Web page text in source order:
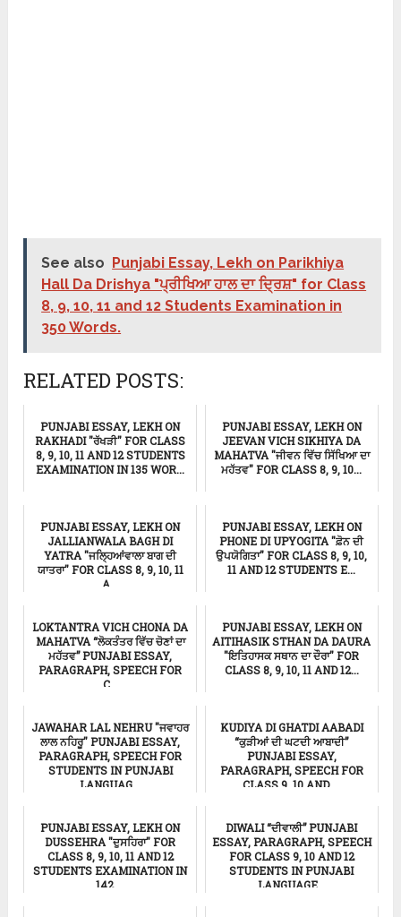
See also
Punjabi Essay, Lekh on Parikhiya
Hall Da Drishya "ਪ੍ਰੀਖਿਆ ਹਾਲ ਦਾ ਦ੍ਰਿਸ਼" for Class
8, 9, 10, 11 and 12 Students Examination in
350 Words.
RELATED POSTS:
PUNJABI ESSAY, LEKH ON
RAKHADI "ਰੱਖੜੀ" FOR CLASS
8, 9, 10, 11 AND 12 STUDENTS
EXAMINATION IN 135 WOR...
PUNJABI ESSAY, LEKH ON
JEEVAN VICH SIKHIYA DA
MAHATVA "ਜੀਵਨ ਵਿੱਚ ਸਿੱਖਿਆ ਦਾ
ਮਹੱਤਵ" FOR CLASS 8, 9, 10...
PUNJABI ESSAY, LEKH ON
JALLIANWALA BAGH DI
YATRA "ਜਲ੍ਹਿਆਂਵਾਲਾ ਬਾਗ ਦੀ
ਯਾਤਰਾ" FOR CLASS 8, 9, 10, 11
A...
PUNJABI ESSAY, LEKH ON
PHONE DI UPYOGITA "ਫ਼ੋਨ ਦੀ
ਉਪਯੋਗਿਤਾ" FOR CLASS 8, 9, 10,
11 AND 12 STUDENTS E...
LOKTANTRA VICH CHONA DA
MAHATVA “ਲੋਕਤੰਤਰ ਵਿੱਚ ਚੋਣਾਂ ਦਾ
ਮਹੱਤਵ” PUNJABI ESSAY,
PARAGRAPH, SPEECH FOR
C...
PUNJABI ESSAY, LEKH ON
AITIHASIK STHAN DA DAURA
"ਇਤਿਹਾਸਕ ਸਥਾਨ ਦਾ ਦੌਰਾ" FOR
CLASS 8, 9, 10, 11 AND 12...
JAWAHAR LAL NEHRU "ਜਵਾਹਰ
ਲਾਲ ਨਹਿਰੂ" PUNJABI ESSAY,
PARAGRAPH, SPEECH FOR
STUDENTS IN PUNJABI
LANGUAG...
KUDIYA DI GHATDI AABADI
“ਕੁੜੀਆਂ ਦੀ ਘਟਦੀ ਆਬਾਦੀ”
PUNJABI ESSAY,
PARAGRAPH, SPEECH FOR
CLASS 9, 10 AND ...
PUNJABI ESSAY, LEKH ON
DUSSEHRA "ਦੁਸਹਿਰਾ" FOR
CLASS 8, 9, 10, 11 AND 12
STUDENTS EXAMINATION IN
142 ...
DIWALI “ਦੀਵਾਲੀ” PUNJABI
ESSAY, PARAGRAPH, SPEECH
FOR CLASS 9, 10 AND 12
STUDENTS IN PUNJABI
LANGUAGE...